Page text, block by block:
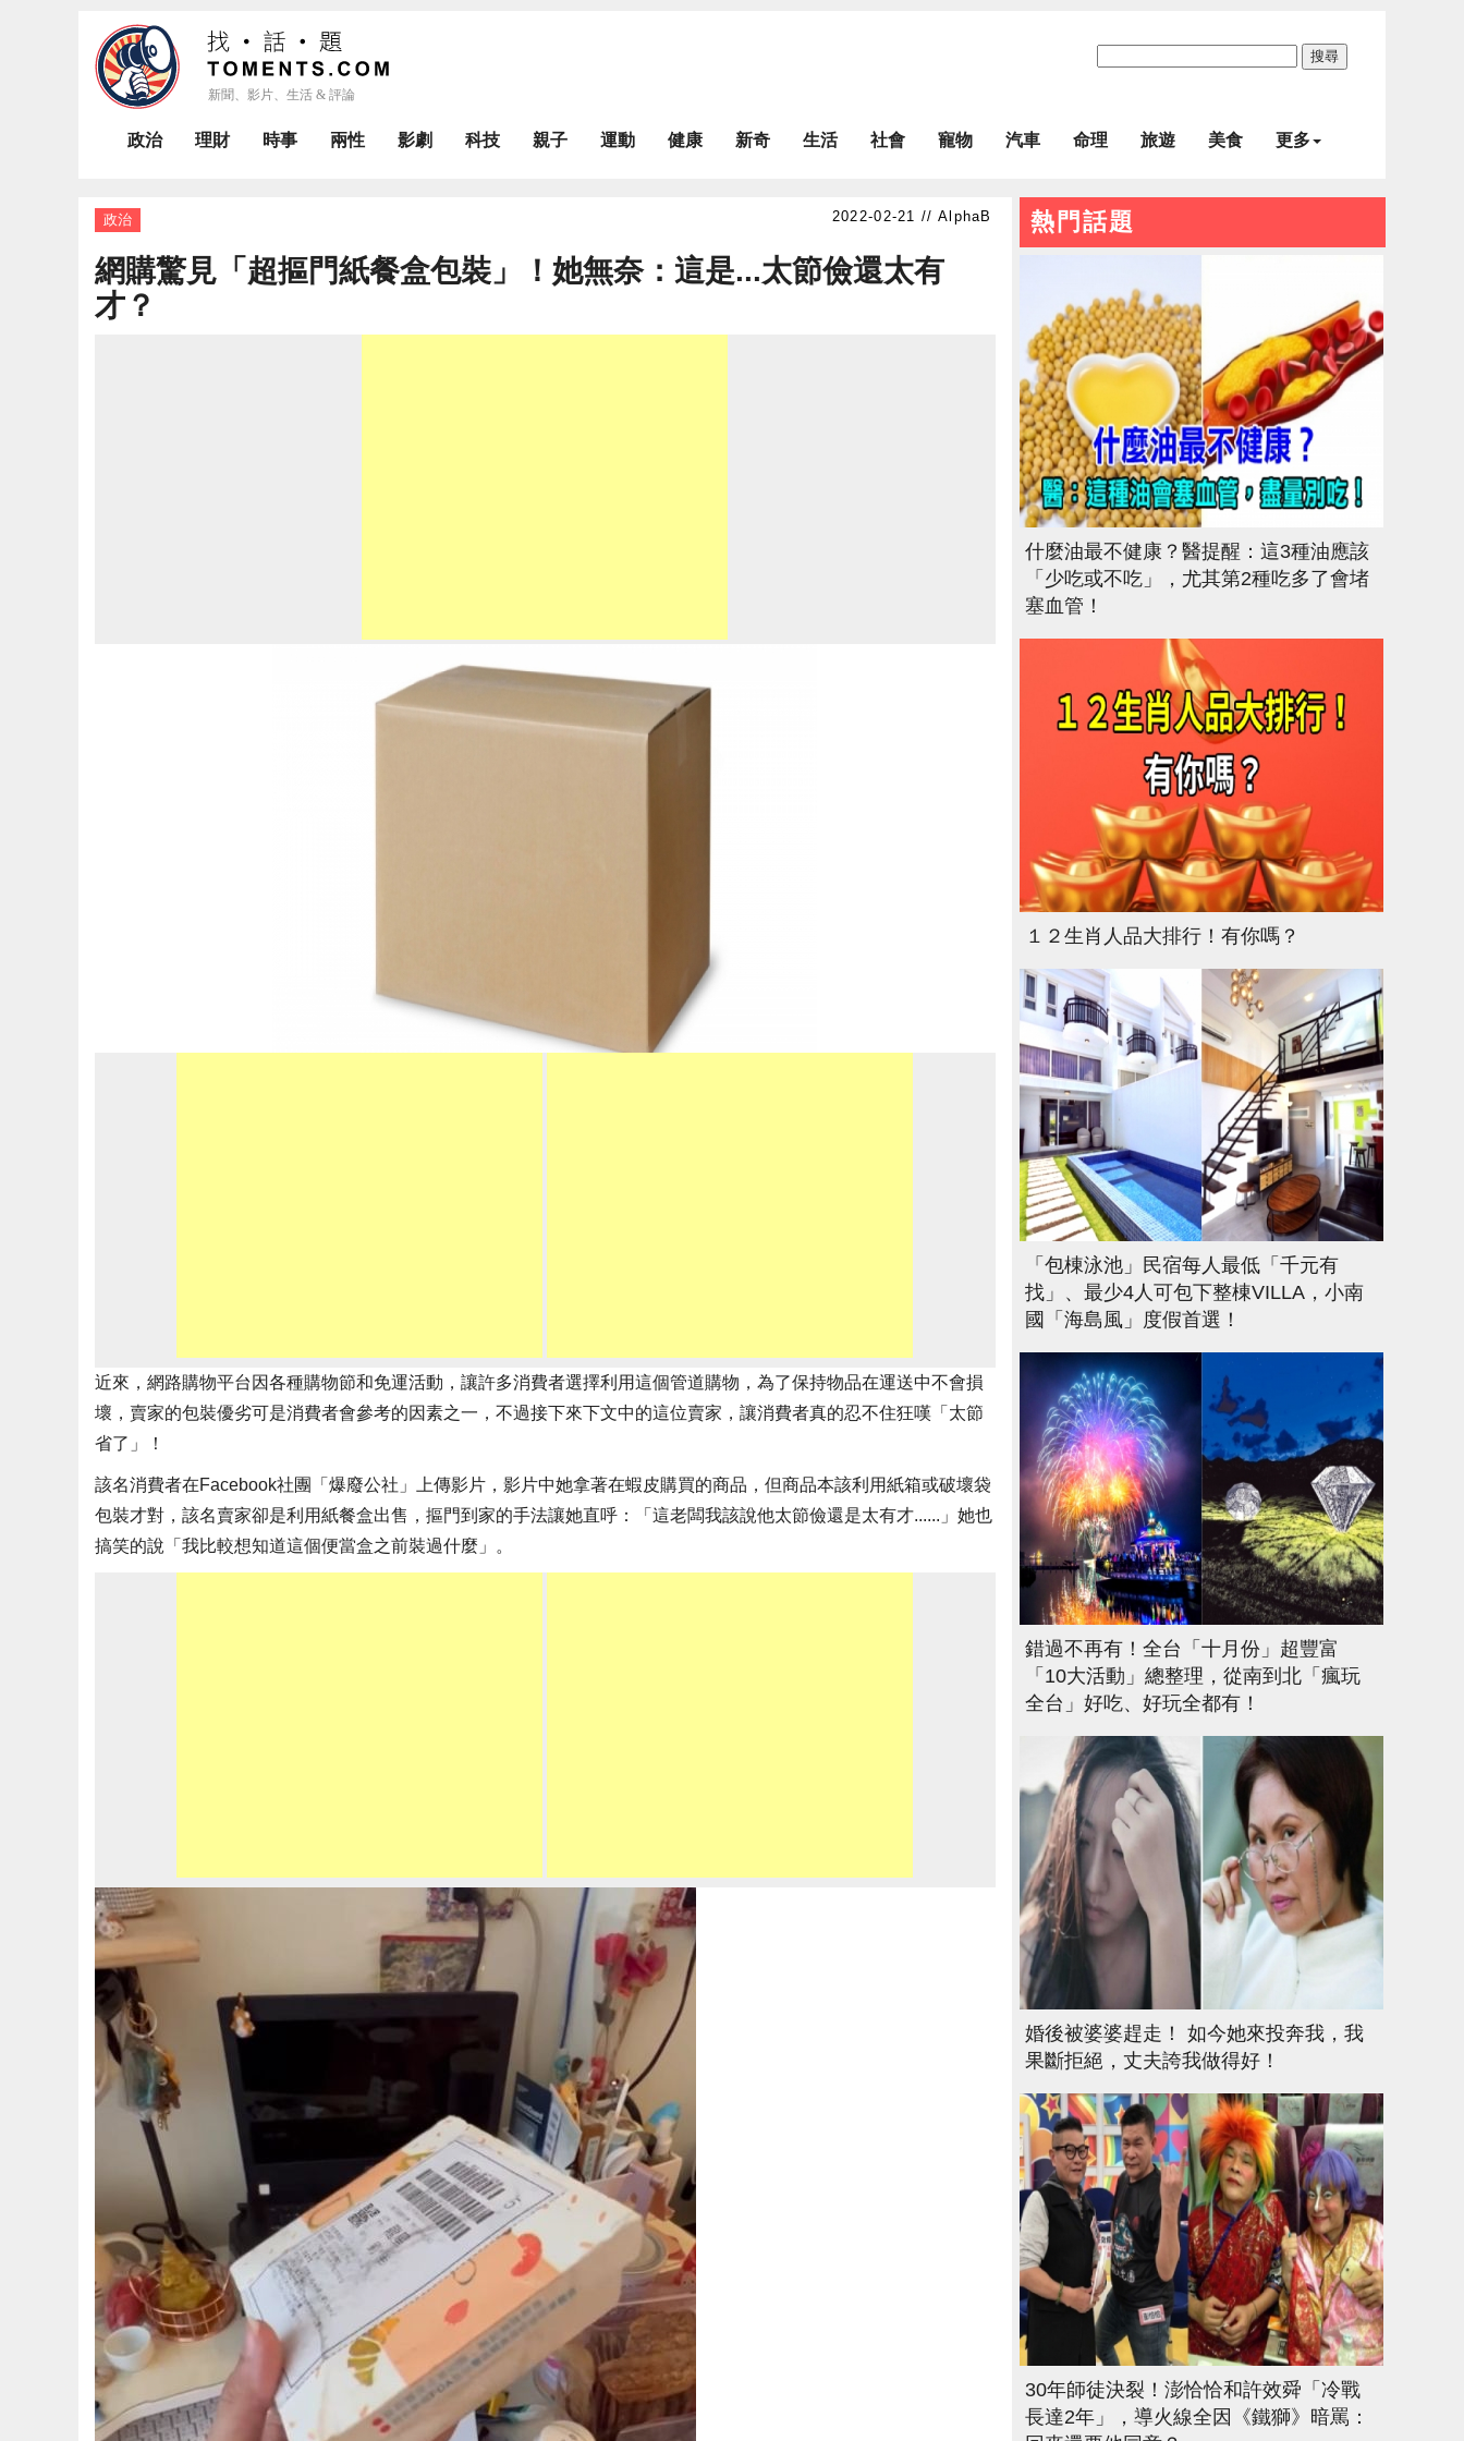
搜尋
政治 理財 時事 兩性 影劇 科技 親子 運動 健康 新奇 生活 社會 寵物 汽車 命理 旅遊 美食 更多
政治 AlphaB
網購驚見「超摳門紙餐盒包裝」！她無奈：這是...太節儉還太有
才？
近來，網路購物平台因各種購物節和免運活動，讓許多消費者選擇利用這個管道購物，為了保持物品在運送中不會損
壞，賣家的包裝優劣可是消費者會參考的因素之一，不過接下來下文中的這位賣家，讓消費者真的忍不住狂嘆「太節
省了」！
該名消費者在Facebook社團「爆廢公社」上傳影片，影片中她拿著在蝦皮購買的商品，但商品本該利用紙箱或破壞袋
包裝才對，該名賣家卻是利用紙餐盒出售，摳門到家的手法讓她直呼：「這老闆我該說他太節儉還是太有才......」她也
搞笑的說「我比較想知道這個便當盒之前裝過什麼」。
熱門話題
什麼油最不健康？醫提醒：這3種油應該
「少吃或不吃」，尤其第2種吃多了會堵
塞血管！
１２生肖人品大排行！有你嗎？
「包棟泳池」民宿每人最低「千元有
找」、最少4人可包下整棟VILLA，小南
國「海島風」度假首選！
錯過不再有！全台「十月份」超豐富
「10大活動」總整理，從南到北「瘋玩
全台」好吃、好玩全都有！
婚後被婆婆趕走！ 如今她來投奔我，我
果斷拒絕，丈夫誇我做得好！
30年師徒決裂！澎恰恰和許效舜「冷戰
長達2年」，導火線全因《鐵獅》暗罵：